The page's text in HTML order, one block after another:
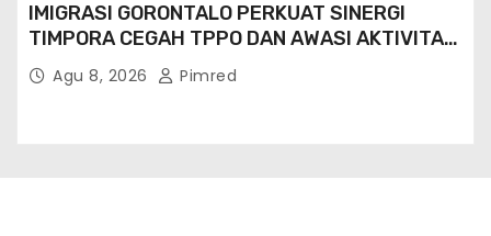
IMIGRASI GORONTALO PERKUAT SINERGI
TIMPORA CEGAH TPPO DAN AWASI AKTIVITAS
ORANG ASING DI GORONTALO UTARA
Agu 8, 2026 Pimred